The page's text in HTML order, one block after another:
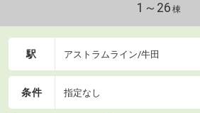
1～26 棟
駅 アストラムライン/牛田
条件 指定なし